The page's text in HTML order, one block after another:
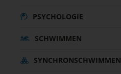
PSYCHOLOGIE
SCHWIMMEN
SYNCHRONSCHWIMMEN